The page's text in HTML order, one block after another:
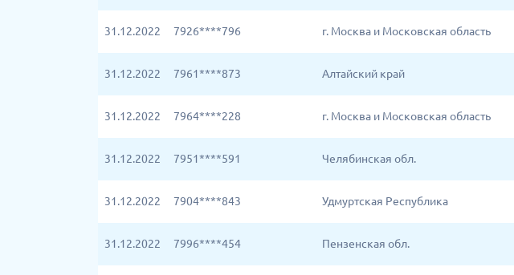
31.12.2022 7926****796 г. Москва и Московская область
31.12.2022 7961****873 Алтайский край
31.12.2022 7964****228 г. Москва и Московская область
31.12.2022 7951****591 Челябинская обл.
31.12.2022 7904****843 Удмуртская Республика
31.12.2022 7996****454 Пензенская обл.